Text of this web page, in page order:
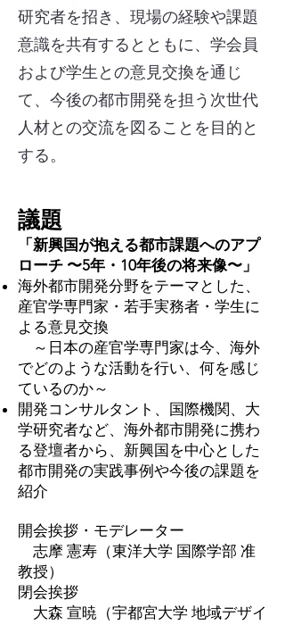
研究者を招き、現場の経験や課題
意識を共有するとともに、学会員
および学生との意見交換を通じ
て、今後の都市開発を担う次世代
人材との交流を図ることを目的と
する。
​議題
「新興国が抱える都市課題へのアプ
ローチ 〜5年・10年後の将来像〜」
海外都市開発分野をテーマとした、
産官学専門家・若手実務者・学生に
よる意見交換
～日本の産官学専門家は今、海外
でどのような活動を行い、何を感じ
ているのか～
開発コンサルタント、国際機関、大
学研究者など、海外都市開発に携わ
る登壇者から、新興国を中心とした
都市開発の実践事例や今後の課題を
紹介​
開会挨拶・モデレーター
志摩 憲寿（東洋大学 国際学部 准
教授）
閉会挨拶
大森 宣暁（宇都宮大学 地域デザイ